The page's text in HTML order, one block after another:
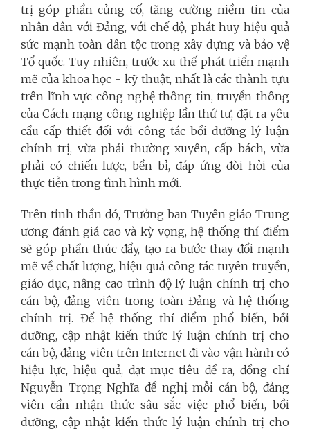
trị góp phần củng cố, tăng cường niềm tin của
nhân dân với Đảng, với chế độ, phát huy hiệu quả
sức mạnh toàn dân tộc trong xây dựng và bảo vệ
Tổ quốc.Tuy nhiên, trước xu thế phát triển mạnh
mẽ của khoa học - kỹ thuật, nhất là các thành tựu
trên lĩnh vực công nghệ thông tin, truyền thông
của Cách mạng công nghiệp lần thứ tư, đặt ra yêu
cầu cấp thiết đối với công tác bồi dưỡng lý luận
chính trị, vừa phải thường xuyên, cấp bách, vừa
phải có chiến lược, bền bỉ, đáp ứng đòi hỏi của
thực tiễn trong tình hình mới.
Trên tinh thần đó, Trưởng ban Tuyên giáo Trung
ương đánh giá cao và kỳ vọng, hệ thống thí điểm
sẽ góp phần thúc đẩy, tạo ra bước thay đổi mạnh
mẽ về chất lượng, hiệu quả công tác tuyên truyền,
giáo dục, nâng cao trình độ lý luận chính trị cho
cán bộ, đảng viên trong toàn Đảng và hệ thống
chính trị. Để hệ thống thí điểm phổ biến, bồi
dưỡng, cập nhật kiến thức lý luận chính trị cho
cán bộ, đảng viên trên Internet đi vào vận hành có
hiệu lực, hiệu quả, đạt mục tiêu đề ra, đồng chí
Nguyễn Trọng Nghĩa đề nghị mỗi cán bộ, đảng
viên cần nhận thức sâu sắc việc phổ biến, bồi
dưỡng, cập nhật kiến thức lý luận chính trị cho